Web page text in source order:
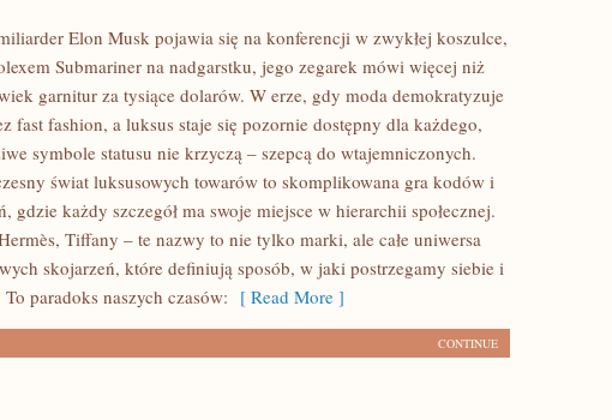
Elon Musk pojawia się na konferencji w zwykłej koszulce,
Submariner na nadgarstku, jego zegarek mówi więcej niż
garnitur za tysiące dolarów. W erze, gdy moda demokratyzuje
fast fashion, a luksus staje się pozornie dostępny dla każdego,
symbole statusu nie krzyczą – szepcą do wtajemniczonych.
świat luksusowych towarów to skomplikowana gra kodów i
gdzie każdy szczegół ma swoje miejsce w hierarchii społecznej.
Tiffany – te nazwy to nie tylko marki, ale całe uniwersa
skojarzeń, które definiują sposób, w jaki postrzegamy siebie i
paradoks naszych czasów: [ Read More ]
CONTINUE